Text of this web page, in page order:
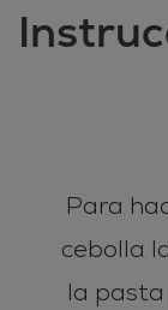
Para
cebolla
la pasta